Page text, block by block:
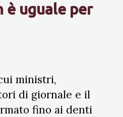
è uguale per
ministri,
di giornale e il
fino ai denti